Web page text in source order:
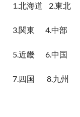
1.北海道 2.東北
3.関東 4.中部
5.近畿 6.中国
7.四国 8.九州